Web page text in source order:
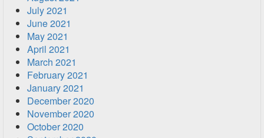
July 2021
June 2021
May 2021
April 2021
March 2021
February 2021
January 2021
December 2020
November 2020
October 2020